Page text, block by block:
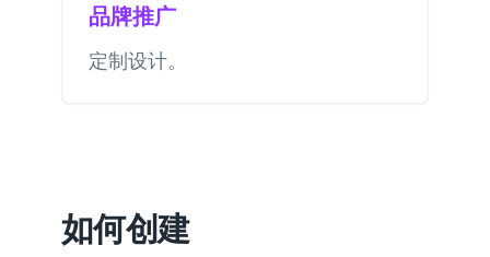
品牌推广
定制设计。
如何创建